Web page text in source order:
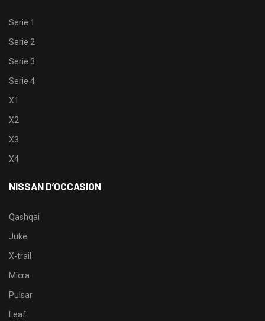
Serie 1
Serie 2
Serie 3
Serie 4
X1
X2
X3
X4
NISSAN D’OCCASION
Qashqai
Juke
X-trail
Micra
Pulsar
Leaf